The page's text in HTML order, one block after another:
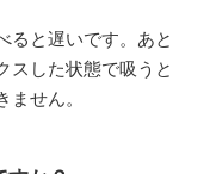
ると遅いです。あと
スした状態で吸うと
せん。